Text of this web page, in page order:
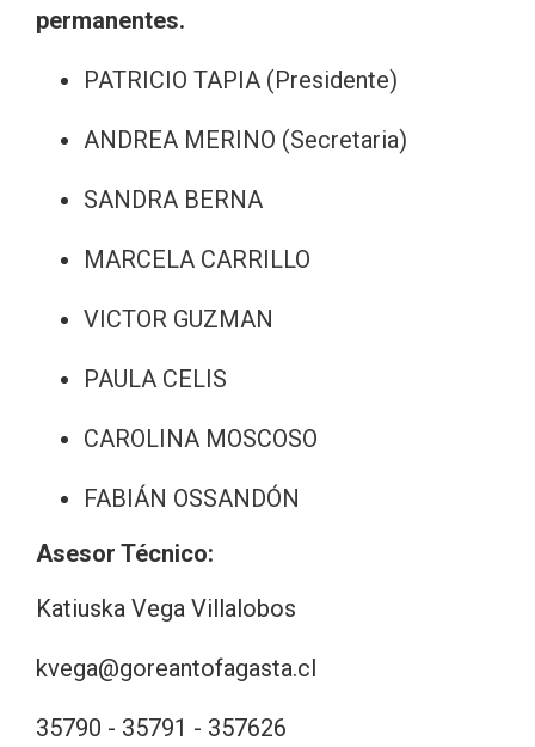
permanentes.
PATRICIO TAPIA (Presidente)
ANDREA MERINO (Secretaria)
SANDRA BERNA
MARCELA CARRILLO
VICTOR GUZMAN
PAULA CELIS
CAROLINA MOSCOSO
FABIÁN OSSANDÓN
Asesor Técnico:
Katiuska Vega Villalobos
kvega@goreantofagasta.cl
35790 - 35791 - 357626